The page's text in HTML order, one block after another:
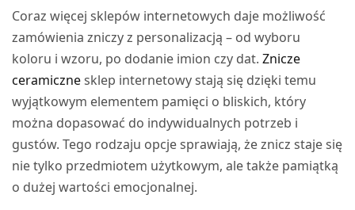
Coraz więcej sklepów internetowych daje możliwość
zamówienia zniczy z personalizacją – od wyboru
koloru i wzoru, po dodanie imion czy dat.Znicze
ceramicznesklep internetowy stają się dzięki temu
wyjątkowym elementem pamięci o bliskich, który
można dopasować do indywidualnych potrzeb i
gustów. Tego rodzaju opcje sprawiają, że znicz staje się
nie tylko przedmiotem użytkowym, ale także pamiątką
o dużej wartości emocjonalnej.